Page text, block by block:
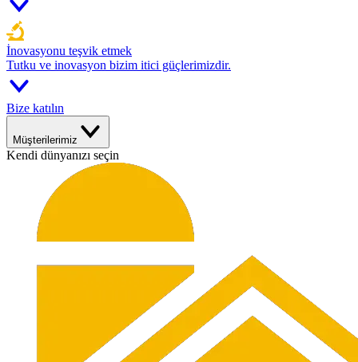
İnovasyonu teşvik etmek
Tutku ve inovasyon bizim itici güçlerimizdir.
Bize katılın
Müşterilerimiz
Kendi dünyanızı seçin